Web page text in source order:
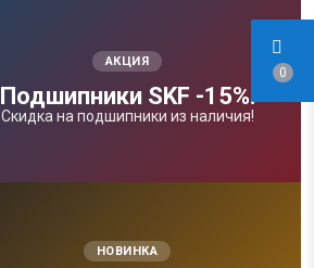
0
АКЦИЯ
Подшипники SKF -15%!
Скидка на подшипники из наличия!
НОВИНКА